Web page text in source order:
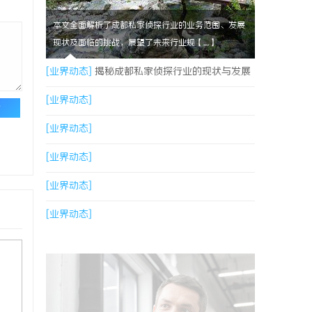
本文全面解析了成都私家侦探行业的业务范围、发展
现状及面临的挑战，展望了未来行业规【....】
[业界动态] 揭秘成都私家侦探行业的现状与发展
趋势
[业界动态]
[业界动态]
[业界动态]
[业界动态]
[业界动态]